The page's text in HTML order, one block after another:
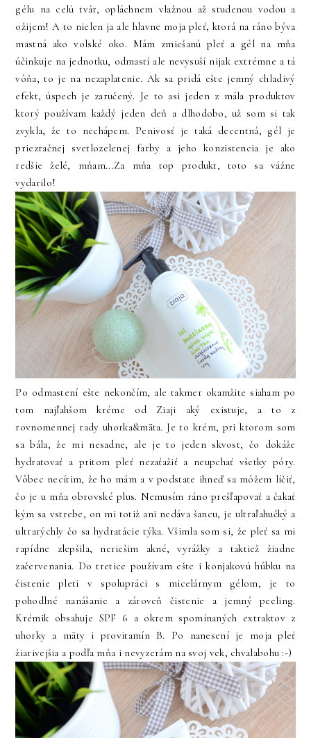
gélu na celú tvár, opláchnem vlažnou až studenou vodou a
ožijem! A to nielen ja ale hlavne moja pleť, ktorá na ráno býva
mastná ako volské oko. Mám zmiešanú pleť a gél na mňa
účinkuje na jednotku, odmastí ale nevysuší nijak extrémne a tá
vôňa, to je na nezaplatenie. Ak sa pridá ešte jemný chladivý
efekt, úspech je zaručený. Je to asi jeden z mála produktov
ktorý používam každý jeden deň a dlhodobo, už som si tak
zvykla, že to nechápem. Penivosť je taká decentná, gél je
priezračnej svetlozelenej farby a jeho konzistencia je ako
redšie želé, mňam...Za mňa top produkt, toto sa vážne
vydarilo!
Po odmastení ešte nekončím, ale takmer okamžite siaham po
tom najľahšom kréme od Ziaji aký existuje, a to z
rovnomennej rady uhorka&mäta. Je to krém, pri ktorom som
sa bála, že mi nesadne, ale je to jeden skvost, čo dokáže
hydratovať a pritom pleť nezaťažiť a neupchať všetky póry.
Vôbec necítim, že ho mám a v podstate ihneď sa môžem líčiť,
čo je u mňa obrovské plus. Nemusím ráno prešľapovať a čakať
kým sa vstrebe, on mi totiž ani nedáva šancu, je ultraľahučký a
ultrarýchly čo sa hydratácie týka. Všimla som si, že pleť sa mi
rapídne zlepšila, neriešim akné, vyrážky a taktiež žiadne
začervenania. Do tretice používam ešte i konjakovú húbku na
čistenie pleti v spolupráci s micelárnym gélom, je to
pohodlné nanášanie a zároveň čistenie a jemný peeling.
Krémik obsahuje SPF 6 a okrem spomínaných extraktov z
uhorky a mäty i provitamín B. Po nanesení je moja pleť
žiarivejšia a podľa mňa i nevyzerám na svoj vek, chvalabohu :-)